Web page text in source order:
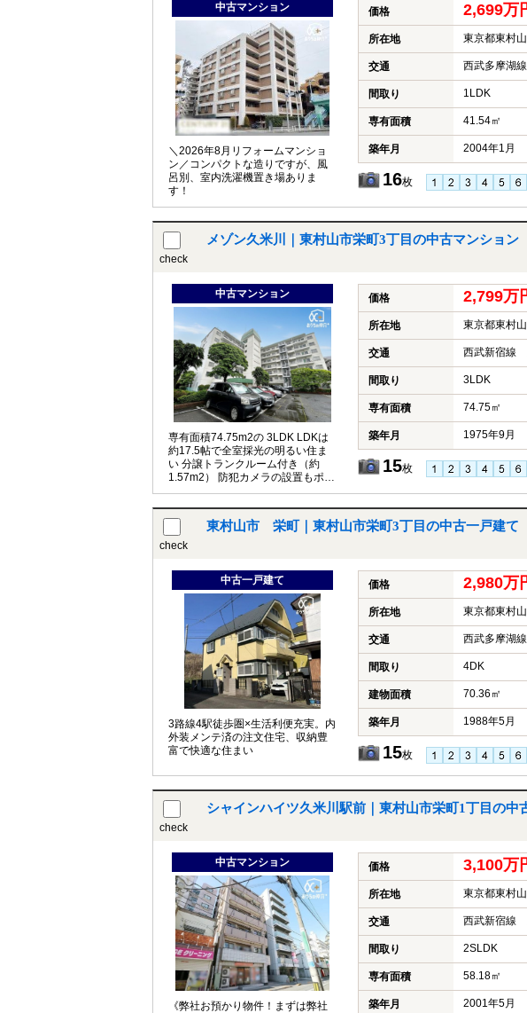
中古マンション
＼2026年8月リフォームマンショ
ン／コンパクトな造りですが、風
呂別、室内洗濯機置き場ありま
す！
価格 2,699万
所在地 東京都東村
交通 西武多摩湖
間取り 1LDK
専有面積 41.54㎡
築年月 2004年1月
16枚
check
メゾン久米川｜東村山市栄町3丁目の中古マンション
中古マンション
専有面積74.75m2の 3LDK LDKは
約17.5帖で全室採光の明るい住ま
い 分譲トランクルーム付き（約
1.57m2） 防犯カメラの設置もポイ
ント
価格 2,799万
所在地 東京都東村
交通 西武新宿線
間取り 3LDK
専有面積 74.75㎡
築年月 1975年9月
15枚
check
東村山市 栄町｜東村山市栄町3丁目の中古一戸建て
中古一戸建て
3路線4駅徒歩圏×生活利便充実。内
外装メンテ済の注文住宅、収納豊
富で快適な住まい
価格 2,980万
所在地 東京都東村
交通 西武多摩湖
間取り 4DK
建物面積 70.36㎡
築年月 1988年5月
15枚
check
シャインハイツ久米川駅前｜東村山市栄町1丁目の中
中古マンション
《弊社お預かり物件！まずは弊社
価格 3,100万
所在地 東京都東村
交通 西武新宿線
間取り 2SLDK
専有面積 58.18㎡
築年月 2001年5月